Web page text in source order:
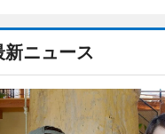
新ニュース